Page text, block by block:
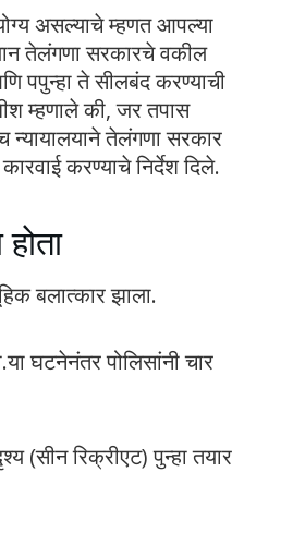
असल्याचे म्हणत आपल्या
तेलंगणा सरकारचे वकील
पपुन्हा ते सीलबंद करण्याची
म्हणाले की, जर तपास
न्यायालयाने तेलंगणा सरकार
करण्याचे निर्देश दिले.
बलात्कार झाला.
घटनेनंतर पोलिसांनी चार
(सीन रिक्रीएट) पुन्हा तयार